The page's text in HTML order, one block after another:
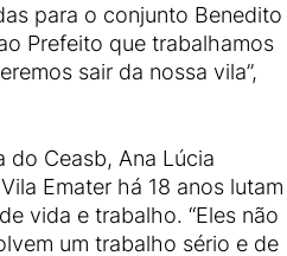
para o conjunto Benedito
Prefeito que trabalhamos
sair da nossa vila”,
do Ceasb, Ana Lúcia
Emater há 18 anos lutam
vida e trabalho. “Eles não
um trabalho sério e de